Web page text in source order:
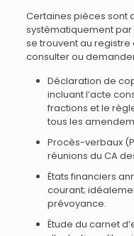
Certaines pièces sont
systématiquement par
se trouvent au registre
consulter ou
Déclaration de
incluant l’acte
fractions et le
tous les
Procès-verbaux
réunions du CA
États financiers
courant;
prévoyance.
Étude du carnet